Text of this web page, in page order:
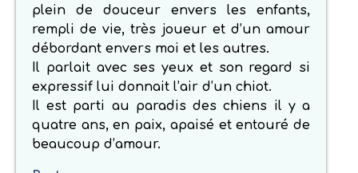
plein de douceur envers les enfants,
rempli de vie, très joueur et d’un amour
débordant envers moi et les autres.
Il parlait avec ses yeux et son regard si
expressif lui donnait l’air d’un chiot.
Il est parti au paradis des chiens il y a
quatre ans, en paix, apaisé et entouré de
beaucoup d’amour.